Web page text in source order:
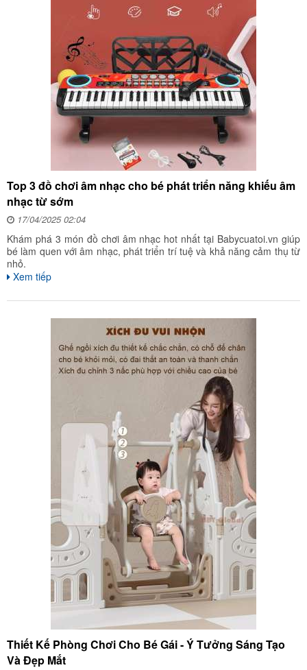
Top 3 đồ chơi âm nhạc cho bé phát triển năng khiếu âm
nhạc từ sớm
17/04/2025 02:04
Khám phá 3 món đồ chơi âm nhạc hot nhất tại Babycuatoi.vn giúp
bé làm quen với âm nhạc, phát triển trí tuệ và khả năng cảm thụ từ
nhỏ.
Xem tiếp
Thiết Kế Phòng Chơi Cho Bé Gái - Ý Tưởng Sáng Tạo
Và Đẹp Mắt